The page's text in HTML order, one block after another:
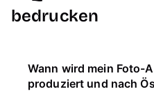
bedrucken
Wann wird mein Foto-
produziert und nach